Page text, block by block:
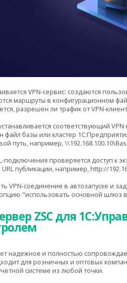
VPN-сервис: создаются
маршруты в конфигурационном
разрешен ли трафик от VPN-
соответствующий
файл базы или кластер
путь, например,
подключения проверяется доступ к
URL публикации, например, http://
VPN-соединение в автозапуске и
"использовать основной шлюз
ZSC для
надежное и полностью
для розничных и оптовых
системе из любой точки.